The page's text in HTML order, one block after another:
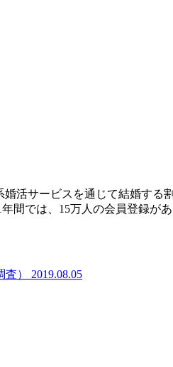
活サービスを通じて結婚する
間では、15万人の会員登録が
）
2019.08.05